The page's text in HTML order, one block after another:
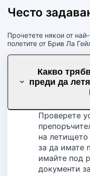
Често
Прочетете някои от
полетите от Брив Ла
Какво
преди да
Проверете
на летището
за да имате
имайте под
документи